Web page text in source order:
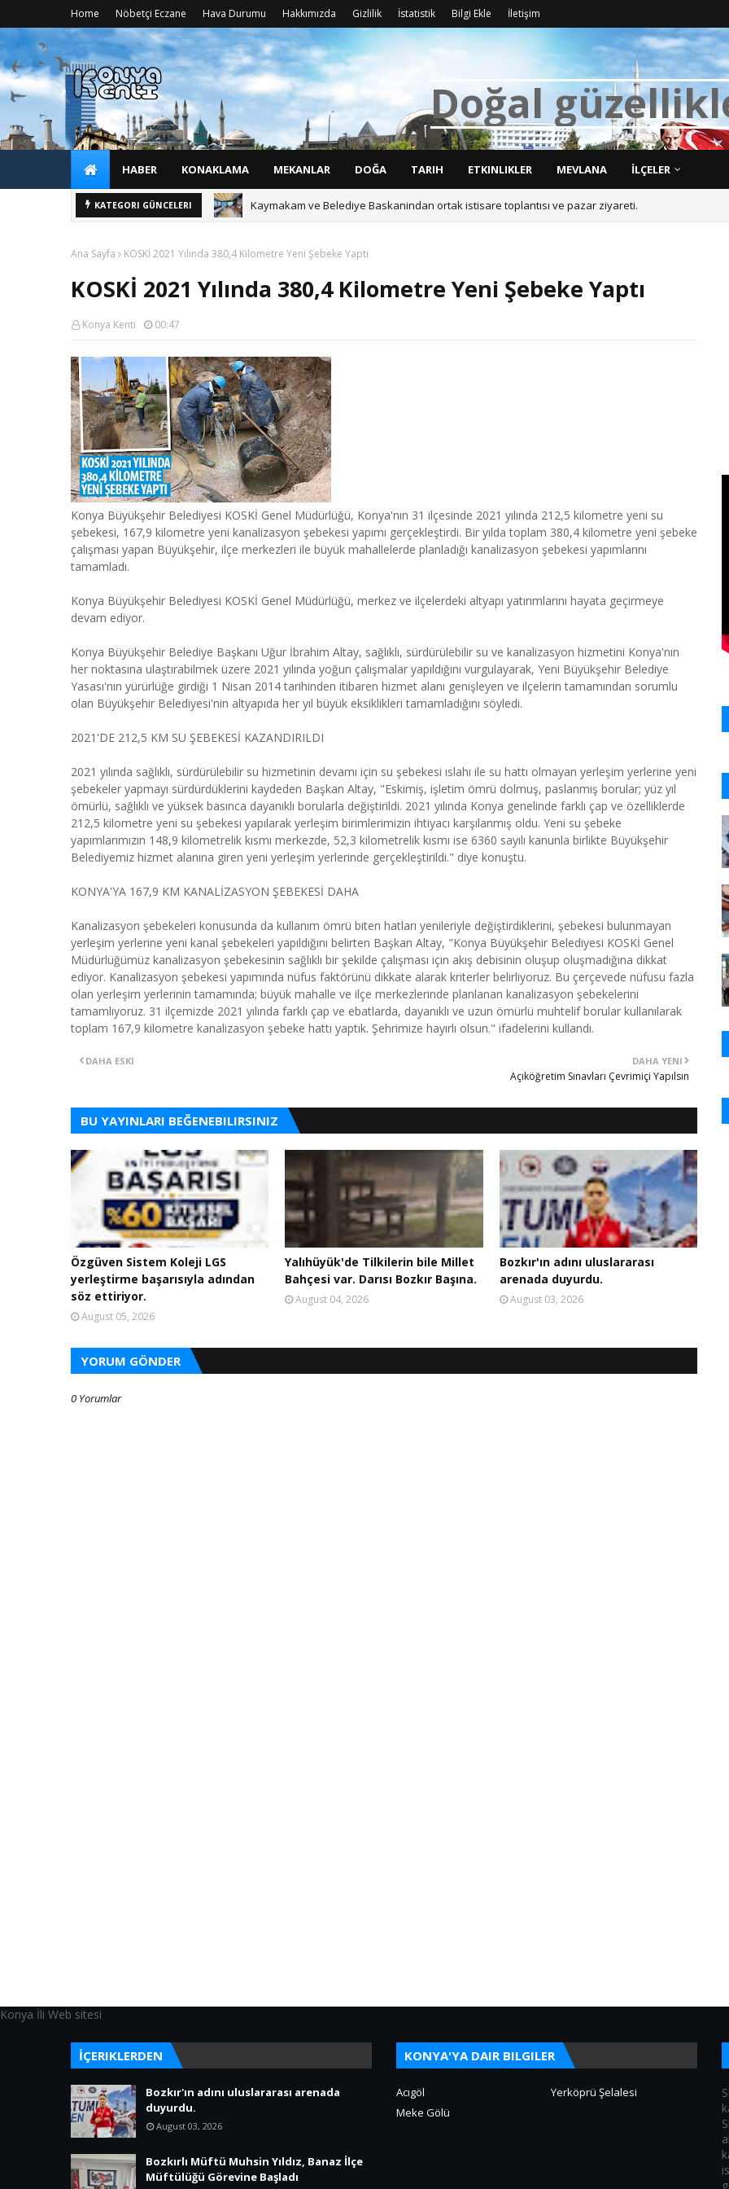
Home Nöbetçi Eczane Hava Durumu Hakkımızda Gizlilik İstatistik Bilgi Ekle İletişim
Doğal güzellikl
HABER KONAKLAMA MEKANLAR DOĞA TARIH ETKINLIKLER MEVLANA İLÇELER
KATEGORI GÜNCELERI Kaymakam ve Belediye Baskanindan ortak istisare toplantısı ve pazar ziyareti.
Ana Sayfa ​KOSKİ 2021 Yılında 380,4 Kilometre Yeni Şebeke Yaptı
​KOSKİ 2021 Yılında 380,4 Kilometre Yeni Şebeke Yaptı
Konya Kenti 00:47
Konya Büyükşehir Belediyesi KOSKİ Genel Müdürlüğü, Konya'nın 31 ilçesinde 2021 yılında 212,5 kilometre yeni su
şebekesi, 167,9 kilometre yeni kanalizasyon şebekesi yapımı gerçekleştirdi. Bir yılda toplam 380,4 kilometre yeni şebeke
çalışması yapan Büyükşehir, ilçe merkezleri ile büyük mahallelerde planladığı kanalizasyon şebekesi yapımlarını
tamamladı.
Konya Büyükşehir Belediyesi KOSKİ Genel Müdürlüğü, merkez ve ilçelerdeki altyapı yatırımlarını hayata geçirmeye
devam ediyor.
Konya Büyükşehir Belediye Başkanı Uğur İbrahim Altay, sağlıklı, sürdürülebilir su ve kanalizasyon hizmetini Konya'nın
her noktasına ulaştırabilmek üzere 2021 yılında yoğun çalışmalar yapıldığını vurgulayarak, Yeni Büyükşehir Belediye
Yasası'nın yürürlüğe girdiği 1 Nisan 2014 tarihinden itibaren hizmet alanı genişleyen ve ilçelerin tamamından sorumlu
olan Büyükşehir Belediyesi'nin altyapıda her yıl büyük eksiklikleri tamamladığını söyledi.
2021'DE 212,5 KM SU ŞEBEKESİ KAZANDIRILDI
2021 yılında sağlıklı, sürdürülebilir su hizmetinin devamı için su şebekesi ıslahı ile su hattı olmayan yerleşim yerlerine yeni
şebekeler yapmayı sürdürdüklerini kaydeden Başkan Altay, "Eskimiş, işletim ömrü dolmuş, paslanmış borular; yüz yıl
ömürlü, sağlıklı ve yüksek basınca dayanıklı borularla değiştirildi. 2021 yılında Konya genelinde farklı çap ve özelliklerde
212,5 kilometre yeni su şebekesi yapılarak yerleşim birimlerimizin ihtiyacı karşılanmış oldu. Yeni su şebeke
yapımlarımızın 148,9 kilometrelik kısmı merkezde, 52,3 kilometrelik kısmı ise 6360 sayılı kanunla birlikte Büyükşehir
Belediyemiz hizmet alanına giren yeni yerleşim yerlerinde gerçekleştirildi." diye konuştu.
KONYA'YA 167,9 KM KANALİZASYON ŞEBEKESİ DAHA
Kanalizasyon şebekeleri konusunda da kullanım ömrü biten hatları yenileriyle değiştirdiklerini, şebekesi bulunmayan
yerleşim yerlerine yeni kanal şebekeleri yapıldığını belirten Başkan Altay, "Konya Büyükşehir Belediyesi KOSKİ Genel
Müdürlüğümüz kanalizasyon şebekesinin sağlıklı bir şekilde çalışması için akış debisinin oluşup oluşmadığına dikkat
ediyor. Kanalizasyon şebekesi yapımında nüfus faktörünü dikkate alarak kriterler belirliyoruz. Bu çerçevede nüfusu fazla
olan yerleşim yerlerinin tamamında; büyük mahalle ve ilçe merkezlerinde planlanan kanalizasyon şebekelerini
tamamlıyoruz. 31 ilçemizde 2021 yılında farklı çap ve ebatlarda, dayanıklı ve uzun ömürlü muhtelif borular kullanılarak
toplam 167,9 kilometre kanalizasyon şebeke hattı yaptık. Şehrimize hayırlı olsun." ifadelerini kullandı.
DAHA YENI
Açıköğretim Sınavları Çevrimiçi Yapılsın
DAHA ESKI
BU YAYINLARI BEĞENEBILIRSINIZ
Özgüven Sistem Koleji LGS
yerleştirme başarısıyla adından
söz ettiriyor.
August 05, 2026
Yalıhüyük'de Tilkilerin bile Millet
Bahçesi var. Darısı Bozkır Başına.
August 04, 2026
Bozkır'ın adını uluslararası
arenada duyurdu.
August 03, 2026
YORUM GÖNDER
0 Yorumlar
Konya İli Web sitesi
İÇERIKLERDEN
Bozkır'ın adını uluslararası arenada
duyurdu.
August 03, 2026
Bozkırlı Müftü Muhsin Yıldız, Banaz İlçe
Müftülüğü Görevine Başladı
KONYA'YA DAIR BILGILER
Acıgöl
Yerköprü Şelalesi
Meke Gölü